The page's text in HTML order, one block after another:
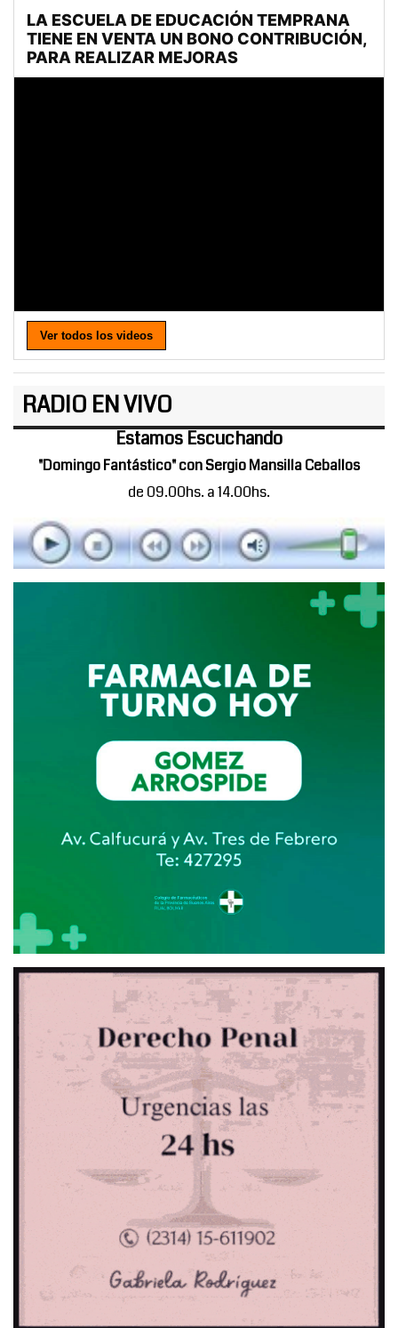
Ver todos los videos
RADIO EN VIVO
Estamos Escuchando
"Domingo Fantástico" con Sergio Mansilla Ceballos
de 09.00hs. a 14.00hs.